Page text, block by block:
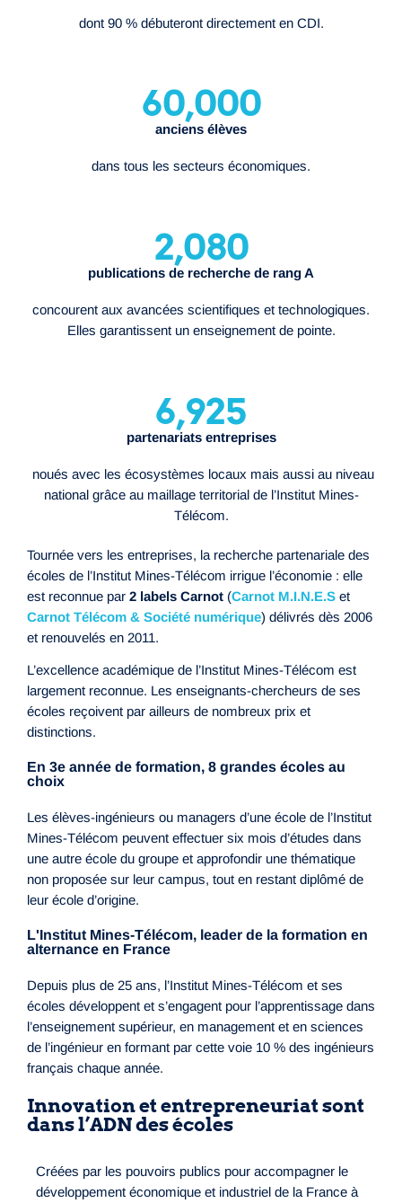
dont 90 % débuteront directement en CDI.
anciens élèves
60,000
dans tous les secteurs économiques.
publications de recherche de rang A
2,080
concourent aux avancées scientifiques et technologiques.
Elles garantissent un enseignement de pointe.
partenariats entreprises
6,925
noués avec les écosystèmes locaux mais aussi au niveau
national grâce au maillage territorial de l’Institut Mines-
Télécom.
Tournée vers les entreprises, la recherche partenariale des
écoles de l’Institut Mines-Télécom irrigue l’économie : elle
est reconnue par 2 labels Carnot (Carnot M.I.N.E.S et
Carnot Télécom & Société numérique) délivrés dès 2006
et renouvelés en 2011.
L’excellence académique de l’Institut Mines-Télécom est
largement reconnue. Les enseignants-chercheurs de ses
écoles reçoivent par ailleurs de nombreux prix et
distinctions.
En 3e année de formation, 8 grandes écoles au
choix
Les élèves-ingénieurs ou managers d’une école de l’Institut
Mines-Télécom peuvent effectuer six mois d’études dans
une autre école du groupe et approfondir une thématique
non proposée sur leur campus, tout en restant diplômé de
leur école d’origine.
L'Institut Mines-Télécom, leader de la formation en
alternance en France
Depuis plus de 25 ans, l’Institut Mines-Télécom et ses
écoles développent et s’engagent pour l’apprentissage dans
l’enseignement supérieur, en management et en sciences
de l’ingénieur en formant par cette voie 10 % des ingénieurs
français chaque année.
Innovation et entrepreneuriat sont
dans l’ADN des écoles
Créées par les pouvoirs publics pour accompagner le
développement économique et industriel de la France à